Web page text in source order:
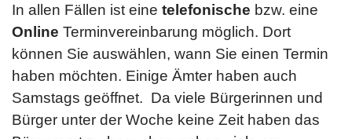
In allen Fällen ist eine telefonische bzw. eine
Online Terminvereinbarung möglich. Dort
können Sie auswählen, wann Sie einen Termin
haben möchten. Einige Ämter haben auch
Samstags geöffnet. Da viele Bürgerinnen und
Bürger unter der Woche keine Zeit haben das